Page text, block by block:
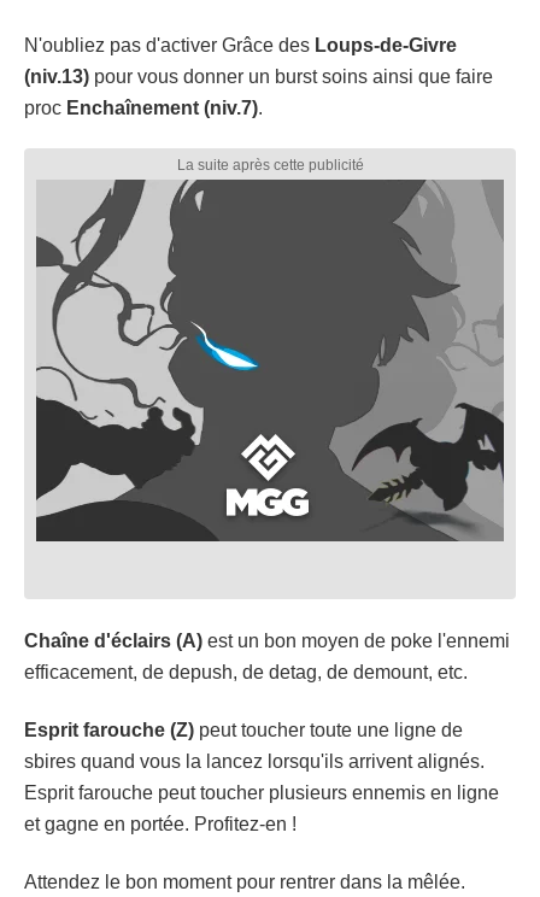
N'oubliez pas d'activer Grâce des Loups-de-Givre
(niv.13) pour vous donner un burst soins ainsi que faire
proc Enchaînement (niv.7).
Chaîne d'éclairs (A) est un bon moyen de poke l'ennemi
efficacement, de depush, de detag, de demount, etc.
Esprit farouche (Z) peut toucher toute une ligne de
sbires quand vous la lancez lorsqu'ils arrivent alignés.
Esprit farouche peut toucher plusieurs ennemis en ligne
et gagne en portée. Profitez-en !
Attendez le bon moment pour rentrer dans la mêlée.